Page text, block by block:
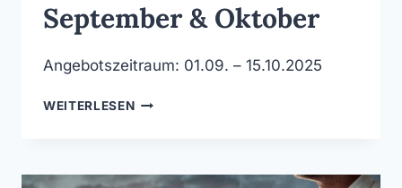
September & Oktober
Angebotszeitraum: 01.09. – 15.10.2025
WEITERLESENMONATSANGEBOTE